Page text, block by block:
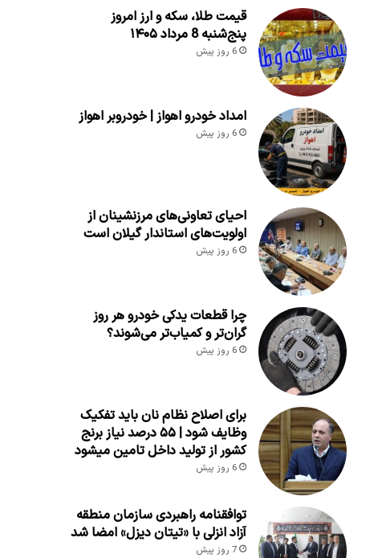
قیمت طلا، سکه و ارز امروز
پنج‌شنبه 8 مرداد ۱۴۰۵
6 روز پیش
امداد خودرو اهواز | خودروبر اهواز
6 روز پیش
احیای تعاونی‌های مرزنشینان از
اولویت‌های استاندار گیلان است
6 روز پیش
چرا قطعات یدکی خودرو هر روز
گران‌تر و کمیاب‌تر می‌شوند؟
6 روز پیش
برای اصلاح نظام نان باید تفکیک
وظایف شود | ۵۵ درصد نیاز برنج
کشور از تولید داخل تامین میشود
6 روز پیش
توافقنامه راهبردی سازمان منطقه
آزاد انزلی با «تیتان دیزل» امضا شد
7 روز پیش